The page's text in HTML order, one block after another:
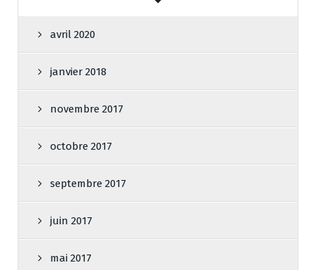
avril 2020
janvier 2018
novembre 2017
octobre 2017
septembre 2017
juin 2017
mai 2017